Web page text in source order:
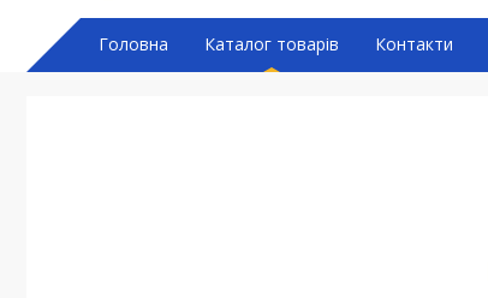
Головна Каталог товарів Контакти